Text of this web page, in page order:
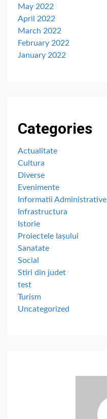
May 2022
April 2022
March 2022
February 2022
January 2022
Categories
Actualitate
Cultura
Diverse
Evenimente
Informatii Administrative
Infrastructura
Istorie
Proiectele Iașului
Sanatate
Social
Stiri din judet
test
Turism
Uncategorized